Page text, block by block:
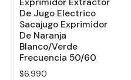
Exprimidor Extractor
De Jugo Electrico
Sacajugo Exprimidor
De Naranja
Blanco/Verde
Frecuencia 50/60
$6.990